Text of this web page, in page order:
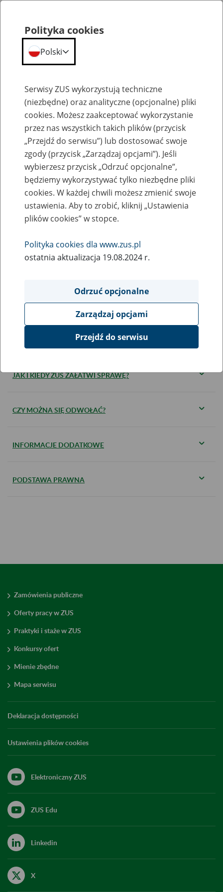
Ulgi w postępowaniu egzekucyjnym
Uchylenie czynności egzekucyjnych
KIEDY ZŁOŻYĆ DOKUMENTY?
GDZIE I W JAKI SPOSÓB ZŁOŻYĆ DOKUMENTY
JAK I KIEDY ZUS ZAŁATWI SPRAWĘ?
CZY MOŻNA SIĘ ODWOŁAĆ?
INFORMACJE DODATKOWE
PODSTAWA PRAWNA
Zamówienia publiczne
Oferty pracy w ZUS
Praktyki i staże w ZUS
Konkursy ofert
Mienie zbędne
Mapa serwisu
Deklaracja dostępności
Ustawienia plików cookies
Elektroniczny ZUS
ZUS Edu
Linkedin
X
Polityka cookies
Polski
Serwisy ZUS wykorzystują techniczne
(niezbędne) oraz analityczne (opcjonalne) pliki
cookies. Możesz zaakceptować wykorzystanie
przez nas wszystkich takich plików (przycisk
„Przejdź do serwisu”) lub dostosować swoje
zgody (przycisk „Zarządzaj opcjami”). Jeśli
wybierzesz przycisk „Odrzuć opcjonalne”,
będziemy wykorzystywać tylko niezbędne pliki
cookies. W każdej chwili możesz zmienić swoje
ustawienia. Aby to zrobić, kliknij „Ustawienia
plików cookies” w stopce.
Polityka cookies dla www.zus.pl
ostatnia aktualizacja 19.08.2024 r.
Odrzuć opcjonalne
Zarządzaj opcjami
Przejdź do serwisu